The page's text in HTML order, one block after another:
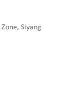
Siyang